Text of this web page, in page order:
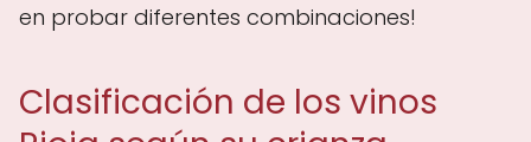
en probar diferentes combinaciones!
Clasificación de los vinos